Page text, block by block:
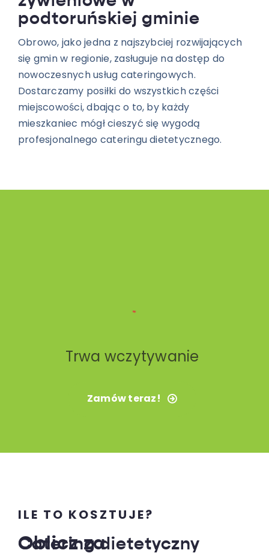
podtoruńskiej gminie
Obrowo, jako jedna z najszybciej rozwijających
się gmin w regionie, zasługuje na dostęp do
nowoczesnych usług cateringowych.
Dostarczamy posiłki do wszystkich części
miejscowości, dbając o to, by każdy
mieszkaniec mógł cieszyć się wygodą
profesjonalnego cateringu dietetycznego.
ILE TO KOSZTUJE?
Oblicz za
Trwa wczytywanie
Zamów teraz!
Catering dietetyczny